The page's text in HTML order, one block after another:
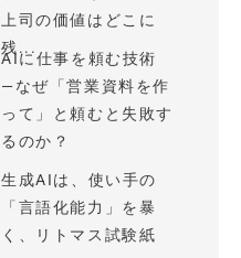
上司の価値はどこに
残...
AIに仕事を頼む技術
—なぜ「営業資料を作
って」と頼むと失敗す
るのか？
生成AIは、使い手の
「言語化能力」を暴
く、リトマス試験紙